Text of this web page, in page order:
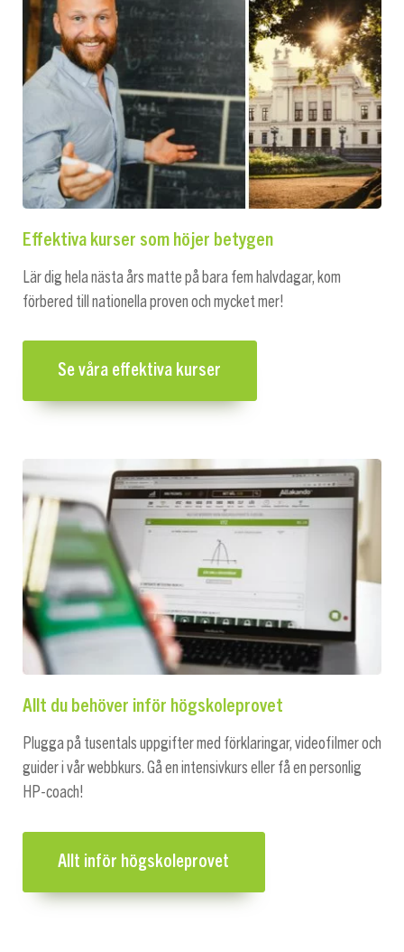
Effektiva kurser som höjer betygen
Lär dig hela nästa års matte på bara fem halvdagar, kom
förbered till nationella proven och mycket mer!
Se våra effektiva kurser
Allt du behöver inför högskoleprovet
Plugga på tusentals uppgifter med förklaringar, videofilmer och
guider i vår webbkurs. Gå en intensivkurs eller få en personlig
HP-coach!
Allt inför högskoleprovet